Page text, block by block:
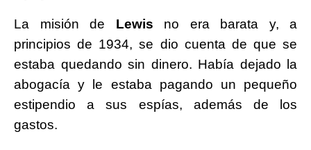
La misión de Lewis no era barata y, a
principios de 1934, se dio cuenta de que se
estaba quedando sin dinero. Había dejado la
abogacía y le estaba pagando un pequeño
estipendio a sus espías, además de los
gastos.